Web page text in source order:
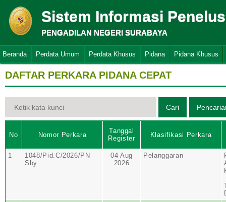
Sistem Informasi
PENGADILAN NEGERI SURABAYA
Beranda Perdata Umum Perdata Khusus Pidana Pidana Khusus
DAFTAR PERKARA PIDANA CEPAT
No Nomor Perkara
Tanggal
Register
Klasifikasi Perkara
1
1048/Pid.C/2026/PN
Sby
04 Aug
2026
Pelanggaran